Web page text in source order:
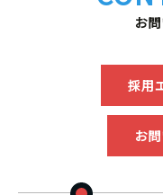
お
採用
お